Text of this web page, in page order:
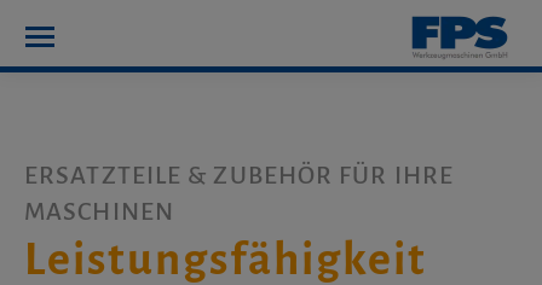
ERSATZTEILE & ZUBEHÖR FÜR IHRE
MASCHINEN
Leistungsfähigkeit